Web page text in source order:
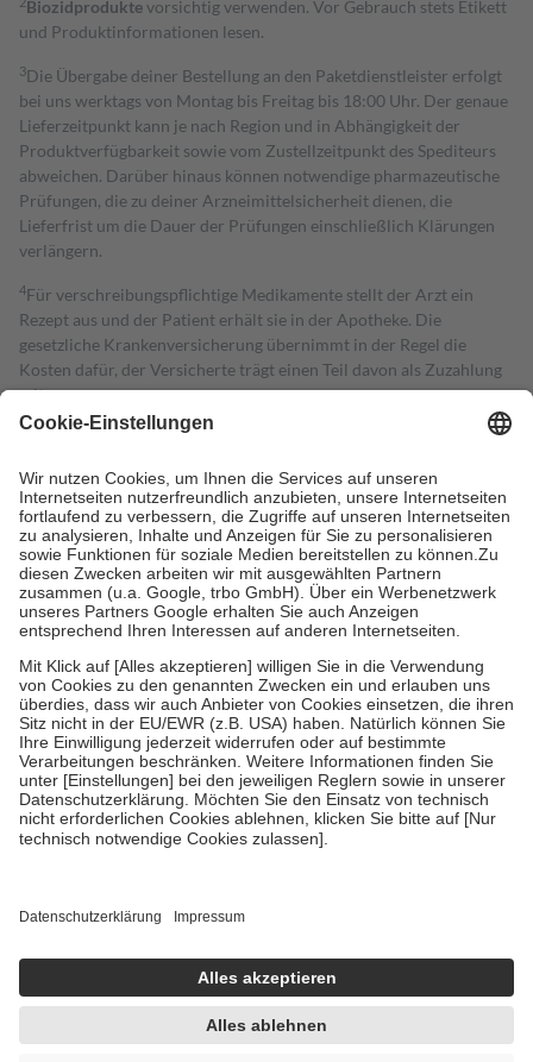
Biozidproduktevorsichtig verwenden. Vor Gebrauch stets Etikett
und Produktinformationen lesen.
3Die Übergabe deiner Bestellung an den Paketdienstleister erfolgt
bei uns werktags von Montag bis Freitag bis 18:00 Uhr. Der genaue
Lieferzeitpunkt kann je nach Region und in Abhängigkeit der
Produktverfügbarkeit sowie vom Zustellzeitpunkt des Spediteurs
abweichen. Darüber hinaus können notwendige pharmazeutische
Prüfungen, die zu deiner Arzneimittelsicherheit dienen, die
Lieferfrist um die Dauer der Prüfungen einschließlich Klärungen
verlängern.
4Für verschreibungspflichtige Medikamente stellt der Arzt ein
Rezept aus und der Patient erhält sie in der Apotheke. Die
gesetzliche Krankenversicherung übernimmt in der Regel die
Kosten dafür, der Versicherte trägt einen Teil davon als Zuzahlung
mit.
Grundsätzlich leisten Mitglieder Zuzahlungen in Höhe von zehn
höchstens zehn Euro.
Es sind jedoch nie mehr als die tatsächlichen
Kosten der Leistung zu entrichten.
Diese Regeln gelten grundsätzlich auch für Online-Apotheken.
Bei Heilmitteln und häuslicher Krankenpflege beträgt die
Zuzahlung zehn Prozent der Kosten sowie zehn Euro je
Verordnung.
Um das Engagement der Versicherten für ihre eigene Gesundheit zu
stärken und die besondere Stellung der Familie zu unterstützen,
fallenkeine Zuzahlungenan bei:
• Kindern und Jugendlichen bis zum vollendeten 18. Lebensjahr
mit Ausnahme der Fahrkosten
• Untersuchungen zur Vorsorge und Früherkennung, die von der
GKV getragen werden
• empfohlenen Schutzimpfungen
• Harn- und Blutteststreifen
getroffen, um sicherzustellen, dass es sich um echte Bewertungen
https://help.etrusted.com/hc/de/articles/4419944605341
Einige Bilder und Inhalte wurden unter Zuhilfenahme künstlicher